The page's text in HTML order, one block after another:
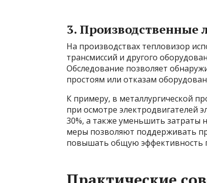
3.
На производствах тепловизор
трансмиссий и другого
Обследование позволяет
простоям или отказам
К примеру, в металлургической
при осмотре электродвигателей
30%, а также уменьшить затраты
меры позволяют поддерживать
повышать общую эффективность